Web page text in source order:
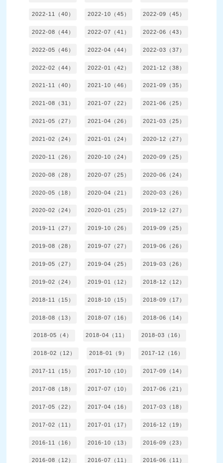
2022-11（40） 2022-10（45） 2022-09（45）
2022-08（44） 2022-07（41） 2022-06（43）
2022-05（46） 2022-04（44） 2022-03（37）
2022-02（44） 2022-01（42） 2021-12（38）
2021-11（40） 2021-10（46） 2021-09（35）
2021-08（31） 2021-07（22） 2021-06（25）
2021-05（27） 2021-04（26） 2021-03（25）
2021-02（24） 2021-01（24） 2020-12（27）
2020-11（26） 2020-10（24） 2020-09（25）
2020-08（28） 2020-07（25） 2020-06（24）
2020-05（18） 2020-04（21） 2020-03（26）
2020-02（24） 2020-01（25） 2019-12（27）
2019-11（27） 2019-10（26） 2019-09（25）
2019-08（28） 2019-07（27） 2019-06（26）
2019-05（27） 2019-04（25） 2019-03（26）
2019-02（24） 2019-01（12） 2018-12（12）
2018-11（15） 2018-10（15） 2018-09（17）
2018-08（13） 2018-07（16） 2018-06（14）
2018-05（4） 2018-04（11） 2018-03（16）
2018-02（12） 2018-01（9） 2017-12（16）
2017-11（15） 2017-10（10） 2017-09（14）
2017-08（18） 2017-07（10） 2017-06（21）
2017-05（22） 2017-04（16） 2017-03（18）
2017-02（11） 2017-01（17） 2016-12（19）
2016-11（16） 2016-10（13） 2016-09（23）
2016-08（12） 2016-07（11） 2016-06（11）